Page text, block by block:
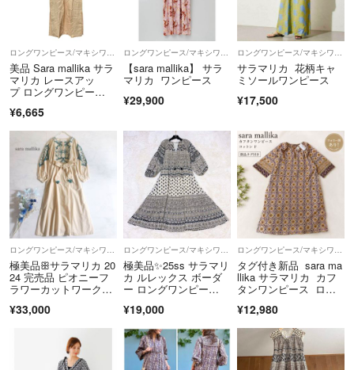
基本、すり替え防止等のため対応しておりません。
ただし、明らかな当方の過失による返品希望には配送料着払いにて対応
させていただきます。
--------------------------------------------
もし商品に関するご不明点等ありましたら、いつでもコメントくださ
よろしくお願いします。
美品 Sara mallika サラ
マリカ レースアッ
プ ロングワンピー
ス 古着 中古 USED
¥6,665
【sara mallika】 サラ
マリカ ワンピース
¥29,900
サラマリカ 花柄キャ
ミソールワンピース
¥17,500
極美品ꕥサラマリカ 20
24 完売品 ピオニーフ
ラワーカットワークド
¥33,000
極美品✨25ss サラマリ
カ ルレックス ボーダ
ー ロングワンピー
¥19,000
タグ付き新品 sara ma
llika サラマリカ カフ
タンワンピース ロン
ルチカラー インド
¥12,980